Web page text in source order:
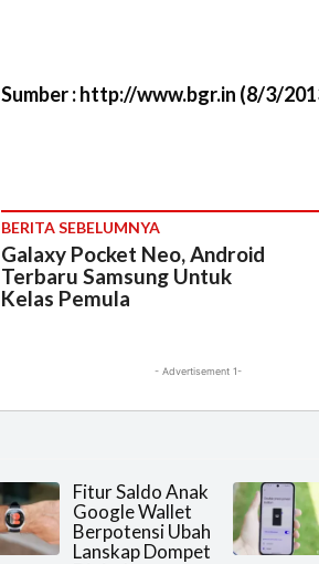
Sumber : http://www.bgr.in (8/3/
BERITA SEBELUMNYA
Galaxy Pocket Neo, Android
Terbaru Samsung Untuk
Kelas Pemula
- Advertisement 1-
Fitur Saldo Anak
Google Wallet
Berpotensi Ubah
Lanskap Dompet